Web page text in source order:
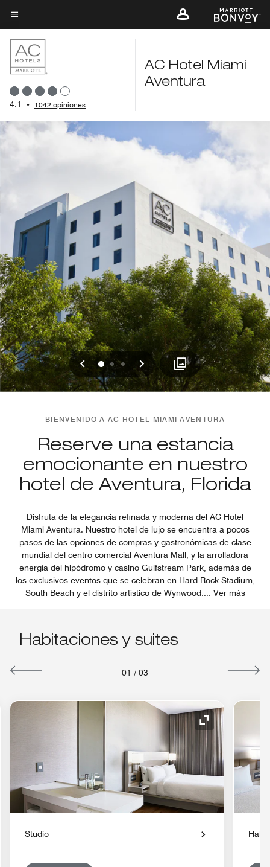
Skip
to
main
content
Texto del menú
4.1 • 1042 opiniones
AC Hotel Miami
Aventura
Anterior
0 12 Siguiente
BIENVENIDO A AC HOTEL MIAMI AVENTURA
Reserve una estancia
emocionante en nuestro
hotel de Aventura, Florida
Disfruta de la elegancia refinada y moderna del AC Hotel
Miami Aventura. Nuestro hotel de lujo se encuentra a pocos
pasos de las opciones de compras y gastronómicas de clase
mundial del centro comercial Aventura Mall, y la arrolladora
energía del hipódromo y casino Gulfstream Park, además de
los exclusivos eventos que se celebran en Hard Rock Stadium,
South Beach y el distrito artístico de Wynwood.... Ver más
Habitaciones y suites
01 / 03
Icono de
Studio